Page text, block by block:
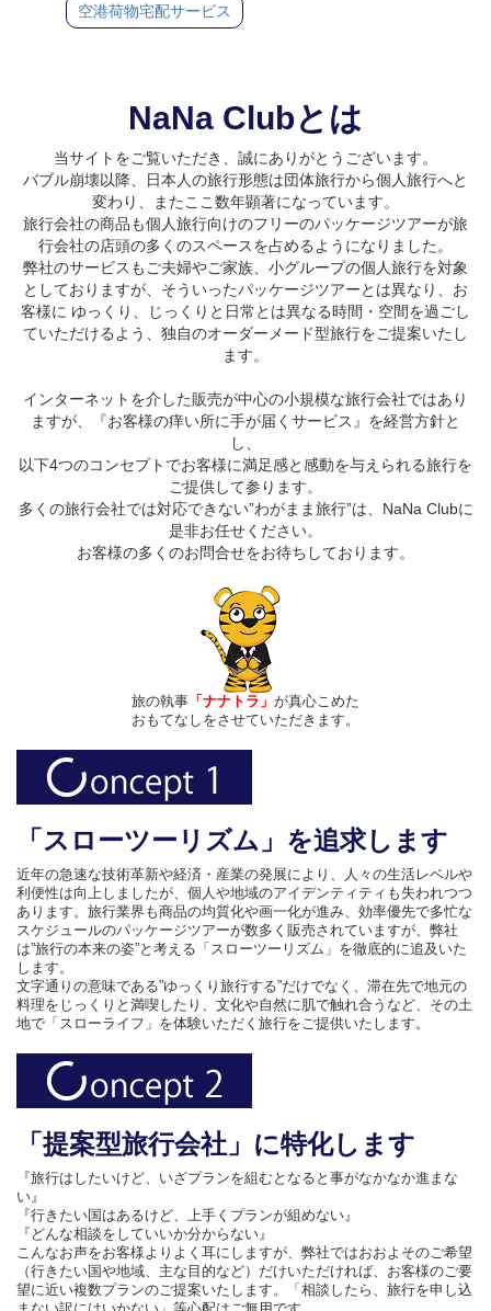
空港荷物宅配サービス
NaNa Clubとは
当サイトをご覧いただき、誠にありがとうございます。
バブル崩壊以降、日本人の旅行形態は団体旅行から個人旅行へと
変わり、またここ数年顕著になっています。
旅行会社の商品も個人旅行向けのフリーのパッケージツアーが旅
行会社の店頭の多くのスペースを占めるようになりました。
弊社のサービスもご夫婦やご家族、小グループの個人旅行を対象
としておりますが、そういったパッケージツアーとは異なり、お
客様に ゆっくり、じっくりと日常とは異なる時間・空間を過ごし
ていただけるよう、独自のオーダーメード型旅行をご提案いたし
ます。
インターネットを介した販売が中心の小規模な旅行会社ではあり
ますが、『お客様の痒い所に手が届くサービス』を経営方針と
し、
以下4つのコンセプトでお客様に満足感と感動を与えられる旅行を
ご提供して参ります。
多くの旅行会社では対応できない”わがまま旅行”は、NaNa Clubに
是非お任せください。
お客様の多くのお問合せをお待ちしております。
旅の執事 「ナナトラ」 が真心こめた
おもてなしをさせていただきます。
「スローツーリズム」を追求します
近年の急速な技術革新や経済・産業の発展により、人々の生活レベルや
利便性は向上しましたが、個人や地域のアイデンティティも失われつつ
あります。旅行業界も商品の均質化や画一化が進み、効率優先で多忙な
スケジュールのパッケージツアーが数多く販売されていますが、弊社
は”旅行の本来の姿”と考える「スローツーリズム」を徹底的に追及いた
します。
文字通りの意味である”ゆっくり旅行する”だけでなく、滞在先で地元の
料理をじっくりと満喫したり、文化や自然に肌で触れ合うなど、その土
地で「スローライフ」を体験いただく旅行をご提供いたします。
「提案型旅行会社」に特化します
『旅行はしたいけど、いざプランを組むとなると事がなかなか進まな
い』
『行きたい国はあるけど、上手くプランが組めない』
『どんな相談をしていいか分からない』
こんなお声をお客様よりよく耳にしますが、弊社ではおおよそのご希望
（行きたい国や地域、主な目的など）だけいただければ、お客様のご要
望に近い複数プランのご提案いたします。「相談したら、旅行を申し込